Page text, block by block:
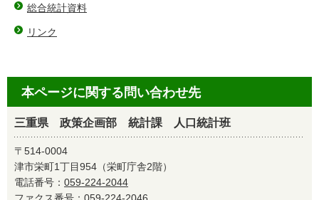
総合統計資料
リンク
本ページに関する問い合わせ先
三重県 政策企画部 統計課 人口統計班
〒514-0004
津市栄町1丁目954（栄町庁舎2階）
電話番号： 059-224-2044